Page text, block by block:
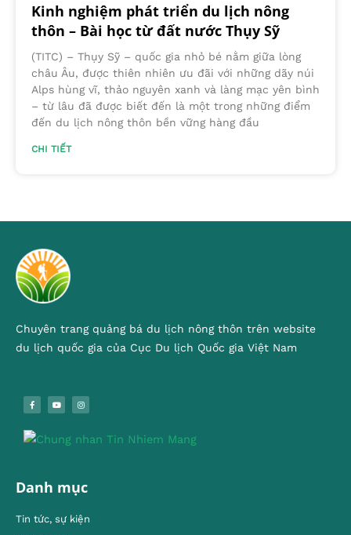
Kinh nghiệm phát triển du lịch nông
thôn – Bài học từ đất nước Thụy Sỹ
(TITC) – Thụy Sỹ – quốc gia nhỏ bé nằm giữa lòng
châu Âu, được thiên nhiên ưu đãi với những dãy núi
Alps hùng vĩ, thảo nguyên xanh và làng mạc yên bình
– từ lâu đã được biết đến là một trong những điểm
đến du lịch nông thôn bền vững hàng đầu
CHI TIẾT
Chuyên trang quảng bá du lịch nông thôn trên website
du lịch quốc gia của Cục Du lịch Quốc gia Việt Nam
Danh mục
Tin tức, sự kiện